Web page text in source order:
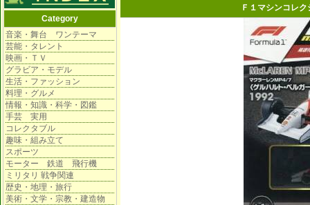
Category
音楽・舞台 ワンテーマ
芸能・タレント
映画・ＴＶ
グラビア・モデル
生活・ファッション
料理・グルメ
情報・知識・科学・図鑑
手芸 実用
コレクタブル
趣味・組み立て
スポーツ
モーター 鉄道 飛行機
ミリタリ 戦争関連
歴史・地理・旅行
美術・文学・宗教・建造物
Ｆ１マシンコレ